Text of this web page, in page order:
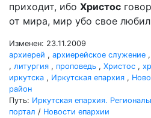
приходит, ибо Христос
от мира, мир убо свое
Изменен: 23.11.2009
архиерей , архиерейское служение ,
, литургия , проповедь , Христос ,
иркутска , Иркутская епархия ,
район
Путь: Иркутская епархия.
портал / Новости епархии